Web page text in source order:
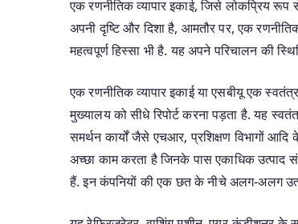
एक रणनीतिक व्यापार इकाई, जिसे लोकप्रिय
अपनी दृष्टि और दिशा है, आमतौर पर, एक
महत्वपूर्ण हिस्सा भी है. यह अपने परिचालन की
एक रणनीतिक व्यापार इकाई या एसबीयू एक
मुख्यालय को सीधे रिपोर्ट करना पड़ता है. यह
समर्थन कार्यों जैसे एचआर, प्रशिक्षण विभागों
अच्छा काम करता है जिनके पास एकाधिक
हैं. इन कंपनियों की एक छत के नीचे अलग-अलग